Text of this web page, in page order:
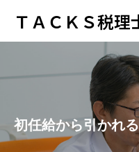
ＴＡＣＫＳ税理
COMPANY
初任給から引かれ